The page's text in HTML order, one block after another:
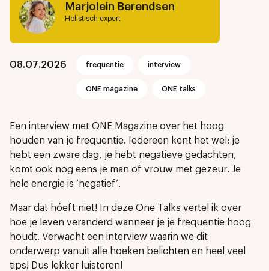
Marjolein Berendsen
Holistisch expert
08.07.2026 frequentie interview
ONE magazine ONE talks
Een interview met ONE Magazine over het hoog
houden van je frequentie. Iedereen kent het wel: je
hebt een zware dag, je hebt negatieve gedachten,
komt ook nog eens je man of vrouw met gezeur. Je
hele energie is ‘negatief’.
Maar dat hóeft niet! In deze One Talks vertel ik over
hoe je leven veranderd wanneer je je frequentie hoog
houdt. Verwacht een interview waarin we dit
onderwerp vanuit alle hoeken belichten en heel veel
tips! Dus lekker luisteren!